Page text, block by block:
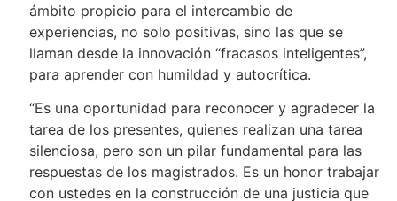
ámbito propicio para el intercambio de
experiencias, no solo positivas, sino las que se
llaman desde la innovación “fracasos inteligentes”,
para aprender con humildad y autocrítica.
“Es una oportunidad para reconocer y agradecer la
tarea de los presentes, quienes realizan una tarea
silenciosa, pero son un pilar fundamental para las
respuestas de los magistrados. Es un honor trabajar
con ustedes en la construcción de una justicia que